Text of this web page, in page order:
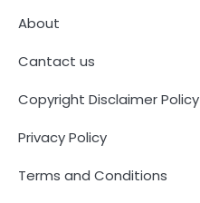
About
Cantact us
Copyright Disclaimer Policy
Privacy Policy
Terms and Conditions